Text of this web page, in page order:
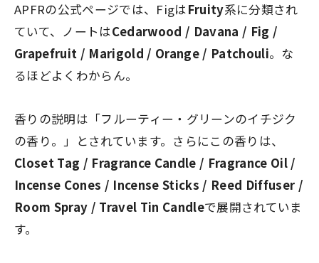
APFRの公式ページでは、FigはFruity系に分類され
ていて、ノートはCedarwood / Davana / Fig /
Grapefruit / Marigold / Orange / Patchouli。な
るほどよくわからん。
香りの説明は「フルーティー・グリーンのイチジク
の香り。」とされています。さらにこの香りは、
Closet Tag / Fragrance Candle / Fragrance Oil /
Incense Cones / Incense Sticks / Reed Diffuser /
Room Spray / Travel Tin Candleで展開されていま
す。